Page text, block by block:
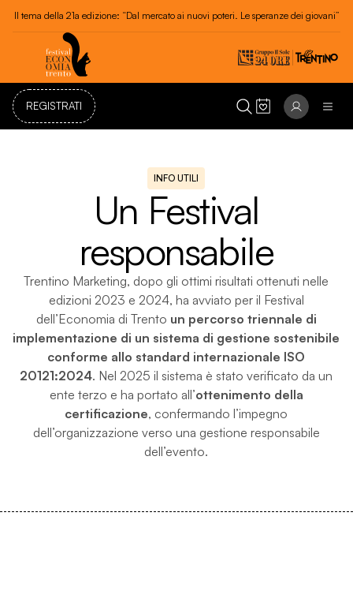
Festival dell'Economia di Trento 20 - 24 maggio 2026
REGISTRATI
INFO UTILI
Un Festival
responsabile
Trentino Marketing, dopo gli ottimi risultati ottenuti nelle
edizioni 2023 e 2024, ha avviato per il Festival
dell’Economia di Trento un percorso triennale di
implementazione di un sistema di gestione sostenibile
conforme allo standard internazionale ISO
20121:2024. Nel 2025 il sistema è stato verificato da un
ente terzo e ha portato all’ottenimento della
certificazione, confermando l’impegno
dell’organizzazione verso una gestione responsabile
dell’evento.